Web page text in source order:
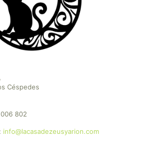
Céspedes
802
info@lacasadezeusyarion.com